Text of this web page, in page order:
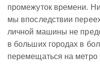
промежуток времени.
мы впоследствии
личной машины не
в больших городах в
перемещаться на метро